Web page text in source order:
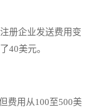
册企业发送费用变
40美元。
用从100至500美